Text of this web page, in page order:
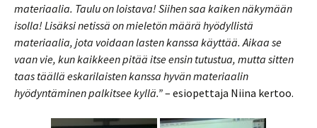
materiaalia. Taulu on loistava! Siihen saa kaiken näkymään
isolla! Lisäksi netissä on mieletön määrä hyödyllistä
materiaalia, jota voidaan lasten kanssa käyttää. Aikaa se
vaan vie, kun kaikkeen pitää itse ensin tutustua, mutta sitten
taas täällä eskarilaisten kanssa hyvän materiaalin
hyödyntäminen palkitsee kyllä.”– esiopettaja Niina kertoo.